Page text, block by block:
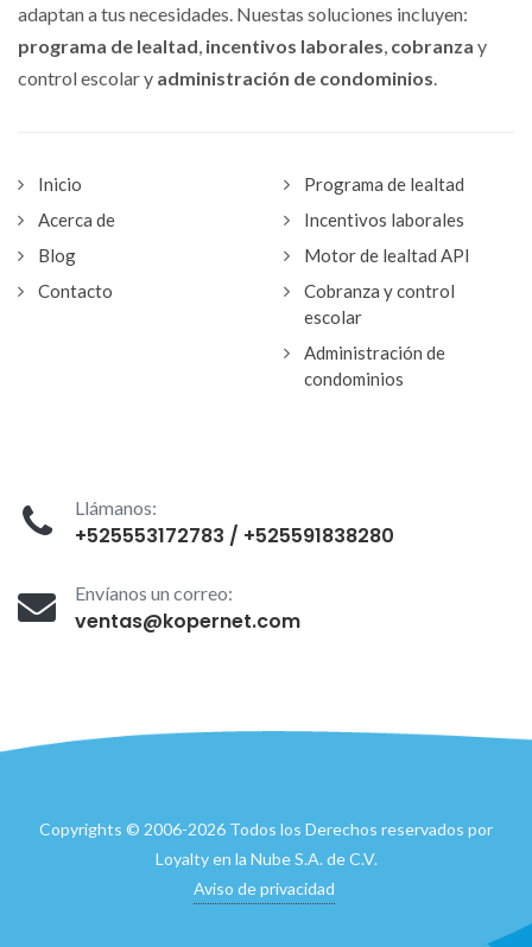
adaptan a tus necesidades. Nuestas soluciones incluyen:
programa de lealtad incentivos laborales cobranza y
control escolar y administración de condominios
Inicio
Acerca de
Blog
Contacto
Programa de lealtad
Incentivos laborales
Motor de lealtad API
Cobranza y control
escolar
Administración de
condominios
Llámanos:
+525553172783 / +525591838280
Envíanos un correo:
ventas@kopernet.com
Copyrights © 2006-2026 Todos los Derechos reservados por
Loyalty en la Nube S.A. de C.V.
Aviso de privacidad